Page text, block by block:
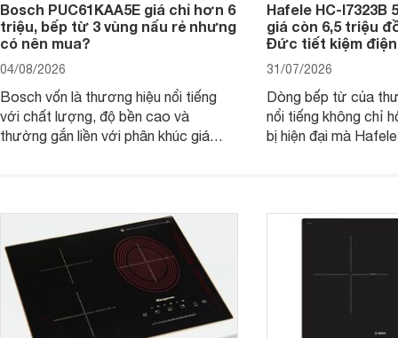
Bosch PUC61KAA5E giá chỉ hơn 6
triệu, bếp từ 3 vùng nấu rẻ nhưng
có nên mua?
04/08/2026
Bosch vốn là thương hiệu nổi tiếng
với chất lượng, độ bền cao và
thường gắn liền với phân khúc giá
đơn vị phân phối với mức giá khá dễ
tiếp cận, thu hút sự quan tâm của
nhiều người tiêu dùng.
Hafele HC-I7323B
giá còn 6,5 triệu
Đức tiết kiệm
31/07/2026
Dòng bếp từ của
nổi tiếng không chỉ
bị hiện đại mà
gia đình.